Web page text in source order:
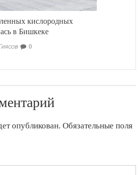
кислородных
в Бишкеке
0
опубликован. Обязательные поля